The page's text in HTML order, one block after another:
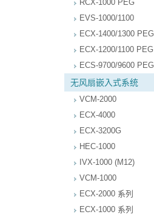
RCX-1000 PEG
EVS-1000/1100
ECX-1400/1300 PEG
ECX-1200/1100 PEG
ECS-9700/9600 PEG
无风扇嵌入式系统
VCM-2000
ECX-4000
ECX-3200G
HEC-1000
IVX-1000 (M12)
VCM-1000
ECX-2000 系列
ECX-1000 系列